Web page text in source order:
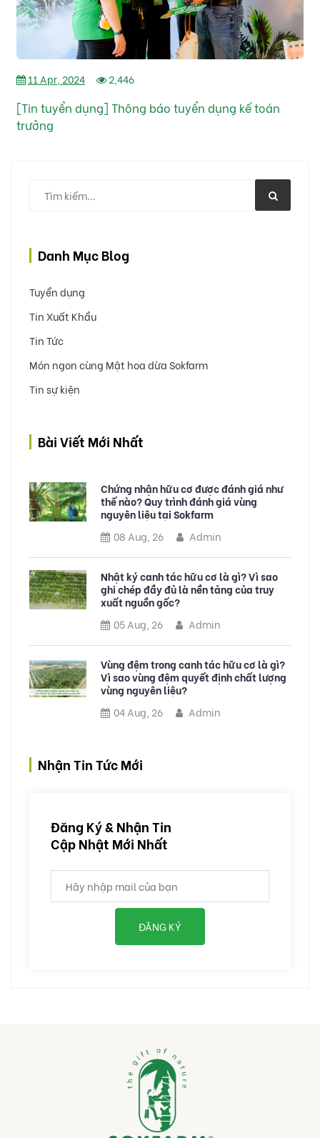
11 Apr, 2024 2,446
[Tin tuyển dụng] Thông báo tuyển dụng kế toán
trưởng
Danh Mục Blog
Tuyển dụng
Tin Xuất Khẩu
Tin Tức
Món ngon cùng Mật hoa dừa Sokfarm
Tin sự kiện
Bài Viết Mới Nhất
Chứng nhận hữu cơ được đánh giá như
thế nào? Quy trình đánh giá vùng
nguyên liệu tại Sokfarm
08 Aug, 26
Admin
Nhật ký canh tác hữu cơ là gì? Vì sao
ghi chép đầy đủ là nền tảng của truy
xuất nguồn gốc?
05 Aug, 26
Admin
Vùng đệm trong canh tác hữu cơ là gì?
Vì sao vùng đệm quyết định chất lượng
vùng nguyên liệu?
04 Aug, 26
Admin
Nhận Tin Tức Mới
Đăng Ký & Nhận Tin
Cập Nhật Mới Nhất
ĐĂNG KÝ